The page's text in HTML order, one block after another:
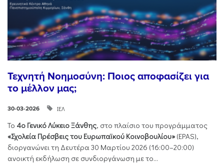
Τεχνητή Νοημοσύνη: Ποιος αποφασίζει για
το μέλλον μας;
30-03-2026 ΙΕΛ
Το 4ο Γενικό Λύκειο Ξάνθης, στο πλαίσιο του προγράμματος
«Σχολεία Πρέσβεις του Ευρωπαϊκού Κοινοβουλίου»(EPAS),
διοργανώνει τη Δευτέρα 30 Μαρτίου 2026 (16:00–20:00)
ανοικτή εκδήλωση σε συνδιοργάνωση με το...